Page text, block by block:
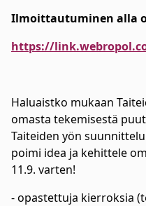
Ilmoittautuminen alla
https://
Haluaistko mukaan
omasta tekemisestä
Taiteiden yön
poimi idea ja kehittele
11.9. varten!
- opastettuja kierroksia